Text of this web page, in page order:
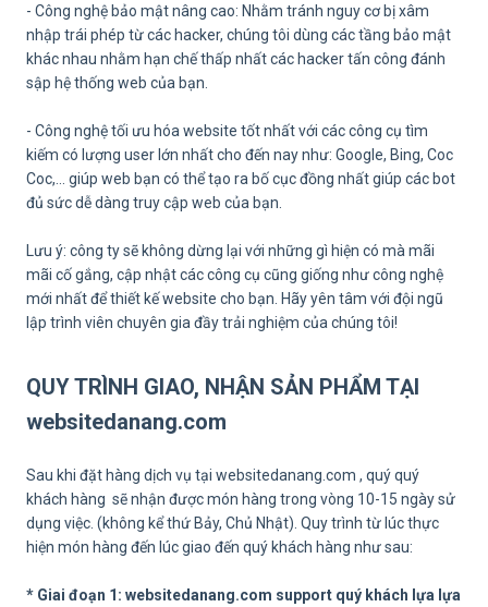
- Công nghệ bảo mật nâng cao: Nhằm tránh nguy cơ bị xâm
nhập trái phép từ các hacker, chúng tôi dùng các tầng bảo mật
khác nhau nhằm hạn chế thấp nhất các hacker tấn công đánh
sập hệ thống web của bạn.
- Công nghệ tối ưu hóa website tốt nhất với các công cụ tìm
kiếm có lượng user lớn nhất cho đến nay như: Google, Bing, Coc
Coc,… giúp web bạn có thể tạo ra bố cục đồng nhất giúp các bot
đủ sức dễ dàng truy cập web của bạn.
Lưu ý: công ty sẽ không dừng lại với những gì hiện có mà mãi
mãi cố gắng, cập nhật các công cụ cũng giống như công nghệ
mới nhất để thiết kế website cho bạn. Hãy yên tâm với đội ngũ
lập trình viên chuyên gia đầy trải nghiệm của chúng tôi!
QUY TRÌNH GIAO, NHẬN SẢN PHẨM TẠI
websitedanang.com
Sau khi đặt hàng dịch vụ tại websitedanang.com , quý quý
khách hàng sẽ nhận được món hàng trong vòng 10-15 ngày sử
dụng việc. (không kể thứ Bảy, Chủ Nhật). Quy trình từ lúc thực
hiện món hàng đến lúc giao đến quý khách hàng như sau:
* Giai đoạn 1: websitedanang.com support quý khách lựa lựa